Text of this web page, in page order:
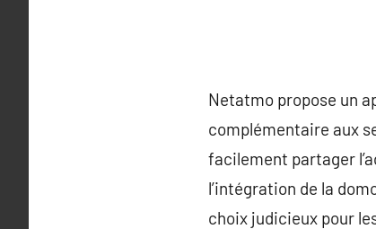
Netatmo propose un
complémentaire aux
facilement partager
l’intégration de la
choix judicieux pour